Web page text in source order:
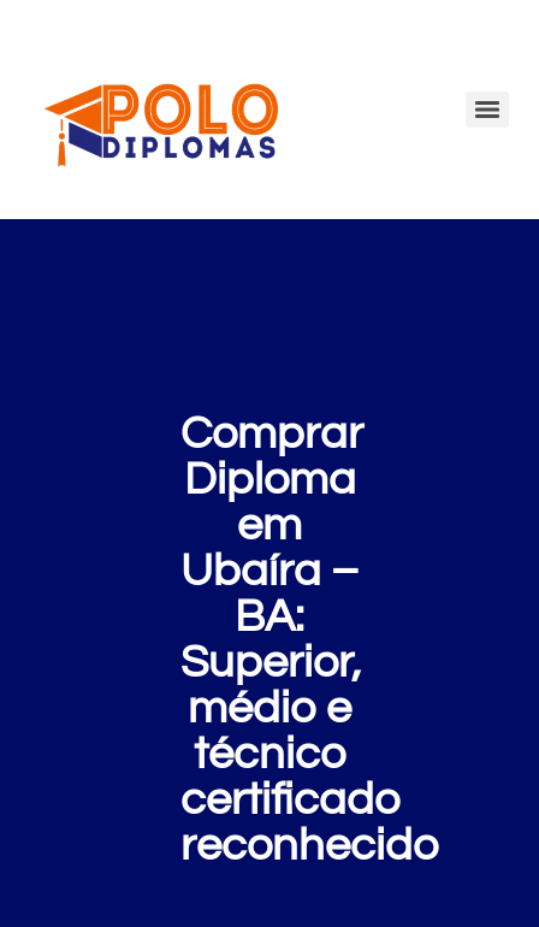
Comprar
Diploma
em
Ubaíra –
BA:
Superior,
médio e
técnico
certificado
reconhecido